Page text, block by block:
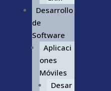
Desarrollo
de
Software
Aplicaci
ones
Móviles
Desar